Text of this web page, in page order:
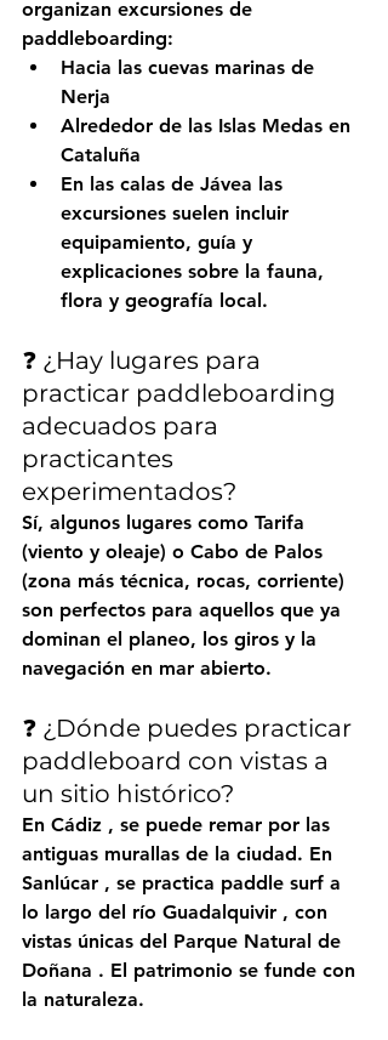
organizan excursiones de
paddleboarding:
Hacia las cuevas marinas de
Nerja
Alrededor de las Islas Medas en
Cataluña
En las calas de Jávea las
excursiones suelen incluir
equipamiento, guía y
explicaciones sobre la fauna,
flora y geografía local.
❓ ¿Hay lugares para
practicar paddleboarding
adecuados para
practicantes
experimentados?
Sí, algunos lugares como Tarifa
(viento y oleaje) o Cabo de Palos
(zona más técnica, rocas, corriente)
son perfectos para aquellos que ya
dominan el planeo, los giros y la
navegación en mar abierto.
❓ ¿Dónde puedes practicar
paddleboard con vistas a
un sitio histórico?
En Cádiz , se puede remar por las
antiguas murallas de la ciudad. En
Sanlúcar , se practica paddle surf a
lo largo del río Guadalquivir , con
vistas únicas del Parque Natural de
Doñana . El patrimonio se funde con
la naturaleza.